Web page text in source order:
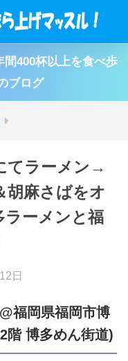
間400杯以上を食べ歩
ブログ
てラーメン→
胡麻さばをオ
ラーメンと福
日
福岡県福岡市博
階 博多めん街道)